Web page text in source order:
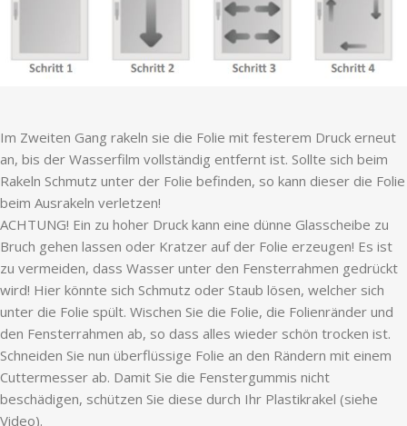
Im Zweiten Gang rakeln sie die Folie mit festerem Druck erneut
an, bis der Wasserfilm vollständig entfernt ist. Sollte sich beim
Rakeln Schmutz unter der Folie befinden, so kann dieser die Folie
beim Ausrakeln verletzen!
ACHTUNG! Ein zu hoher Druck kann eine dünne Glasscheibe zu
Bruch gehen lassen oder Kratzer auf der Folie erzeugen! Es ist
zu vermeiden, dass Wasser unter den Fensterrahmen gedrückt
wird! Hier könnte sich Schmutz oder Staub lösen, welcher sich
unter die Folie spült. Wischen Sie die Folie, die Folienränder und
den Fensterrahmen ab, so dass alles wieder schön trocken ist.
Schneiden Sie nun überflüssige Folie an den Rändern mit einem
Cuttermesser ab. Damit Sie die Fenstergummis nicht
beschädigen, schützen Sie diese durch Ihr Plastikrakel (siehe
Video).